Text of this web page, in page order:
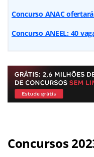
Concurso ANAC
Concurso ANEEL: 40
Concursos